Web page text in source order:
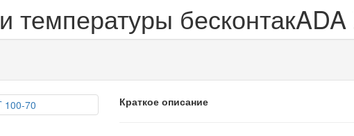
температуры
Краткое описание